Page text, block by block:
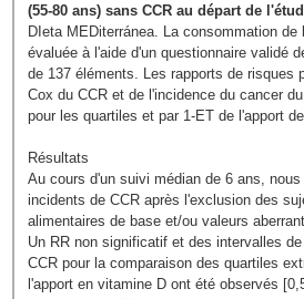
(55-80 ans) sans CCR au départ de
DIeta MEDiterránea. La consommation
évaluée à l'aide d'un questionnaire validé
de 137 éléments. Les rapports de risques
Cox du CCR et de l'incidence du cancer
pour les quartiles et par 1-ET de l'apport
Résultats
Au cours d'un suivi médian de 6 ans,
incidents de CCR après l'exclusion des
alimentaires de base et/ou valeurs
Un RR non significatif et des intervalles
CCR pour la comparaison des quartiles
l'apport en vitamine D ont été observés